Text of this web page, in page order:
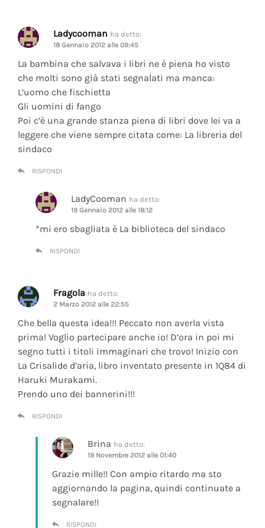
Ladycooman ha detto:
18 Gennaio 2012 alle 09:45
La bambina che salvava i libri ne è piena ho visto
che molti sono già stati segnalati ma manca:
L’uomo che fischietta
Gli uomini di fango
Poi c’è una grande stanza piena di libri dove lei va a
leggere che viene sempre citata come: La libreria del
sindaco
RISPONDI
LadyCooman ha detto:
19 Gennaio 2012 alle 18:12
*mi ero sbagliata è La biblioteca del sindaco
RISPONDI
Fragola ha detto:
2 Marzo 2012 alle 22:55
Che bella questa idea!!! Peccato non averla vista
prima! Voglio partecipare anche io! D’ora in poi mi
segno tutti i titoli immaginari che trovo! Inizio con
La Crisalide d’aria, libro inventato presente in 1Q84 di
Haruki Murakami.
Prendo uno dei bannerini!!!
RISPONDI
Brina ha detto:
19 Novembre 2012 alle 01:40
Grazie mille!! Con ampio ritardo ma sto
aggiornando la pagina, quindi continuate a
segnalare!!
RISPONDI